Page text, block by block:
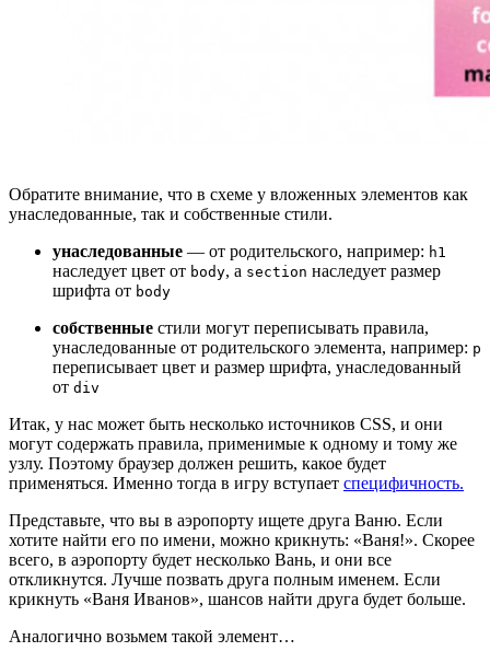
Обратите внимание, что в схеме у вложенных элементов как
унаследованные, так и собственные стили.
унаследованные — от родительского, например: h1
наследует цвет от body, а section наследует размер
шрифта от body
собственные стили могут переписывать правила,
унаследованные от родительского элемента, например: p
переписывает цвет и размер шрифта, унаследованный
от div
Итак, у нас может быть несколько источников CSS, и они
могут содержать правила, применимые к одному и тому же
узлу. Поэтому браузер должен решить, какое будет
применяться. Именно тогда в игру вступает специфичность.
Представьте, что вы в аэропорту ищете друга Ваню. Если
хотите найти его по имени, можно крикнуть: «Ваня!». Скорее
всего, в аэропорту будет несколько Вань, и они все
откликнутся. Лучше позвать друга полным именем. Если
крикнуть «Ваня Иванов», шансов найти друга будет больше.
Аналогично возьмем такой элемент…